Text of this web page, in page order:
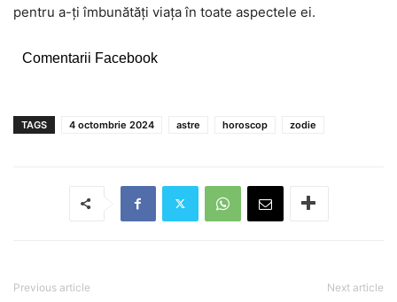
pentru a-ți îmbunătăți viața în toate aspectele ei.
Comentarii Facebook
TAGS 4 octombrie 2024 astre horoscop zodie
Previous article Next article